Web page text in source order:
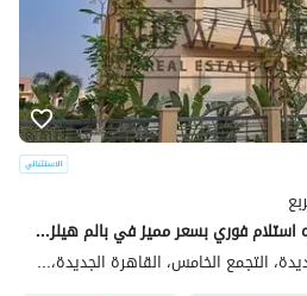
فاميلي هاوس مع مساحه كبيره استلام فوري بسعر مميز في بالم هيلز التجمع الخامس Palm Hills New Cairo موقع مميز يطل علي البحيره بدون تشطيب
كومباوند بالم هيلز القاهرة الجديدة، التجمع الخامس، القاهرة الجديدة، القاهرة